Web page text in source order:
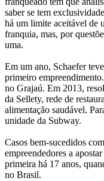
saber se tem
há um limite aceitável de
franquia, mas, por
uma.
Em um ano, Schaefer
primeiro
no Grajaú. Em 2013,
da Sellety, rede de
alimentação saudável.
unidade da Subway.
Casos bem-sucedidos
empreendedores a
primeira há 17 anos,
no Brasil.